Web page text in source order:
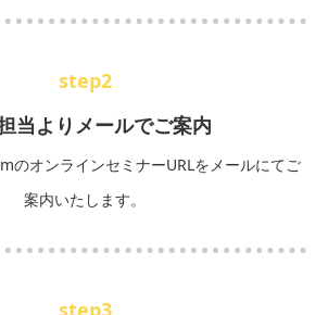
step2
当よりメールでご案内
のオンラインセミナーURLをメールにてご
案内いたします。
step3